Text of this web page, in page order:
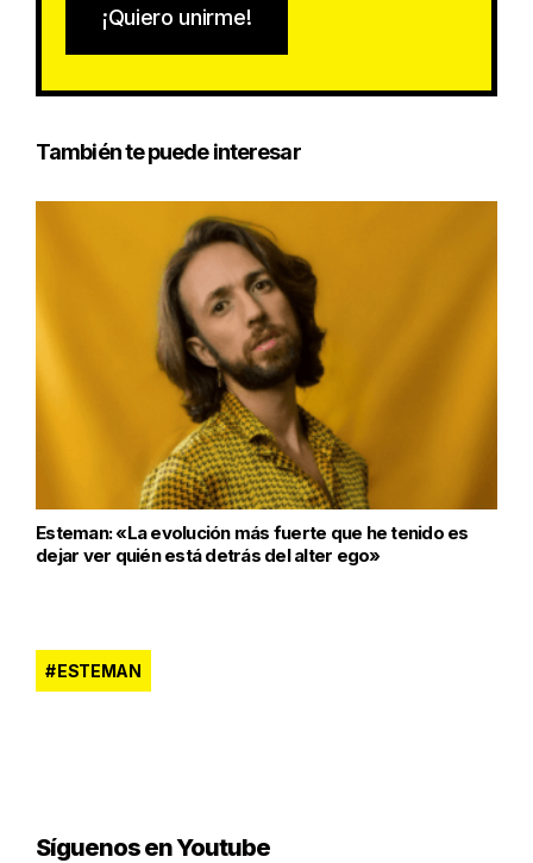
¡Quiero unirme!
También te puede interesar
Esteman: «La evolución más fuerte que he tenido es
dejar ver quién está detrás del alter ego»
ESTEMAN
Síguenos en Youtube